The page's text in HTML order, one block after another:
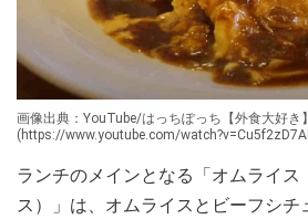
画像出典：YouTube/はっちぽっち【外食大好き
(https://www.youtube.com/
ランチのメインとなる「オムライス
ス）」は、オムライスとビーフシチ